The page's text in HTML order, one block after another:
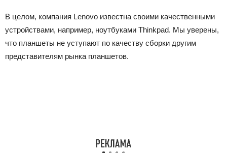
В целом, компания Lenovo известна своими качественными
устройствами, например, ноутбуками Thinkpad. Мы уверены,
что планшеты не уступают по качеству сборки другим
представителям рынка планшетов.